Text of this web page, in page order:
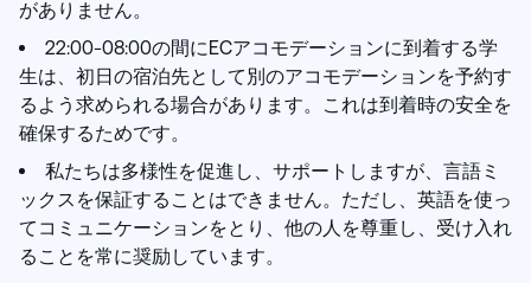
がありません。
22:00-08:00の間にECアコモデーションに到着する学
生は、初日の宿泊先として別のアコモデーションを予約す
るよう求められる場合があります。これは到着時の安全を
確保するためです。
私たちは多様性を促進し、サポートしますが、言語ミ
ックスを保証することはできません。ただし、英語を使っ
てコミュニケーションをとり、他の人を尊重し、受け入れ
ることを常に奨励しています。